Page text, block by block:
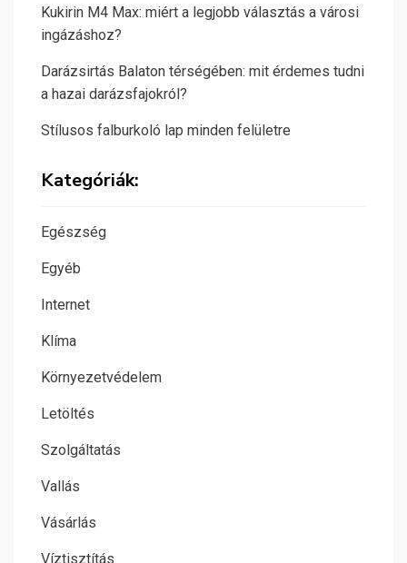
Kukirin M4 Max: miért a legjobb választás a városi
ingázáshoz?
Darázsirtás Balaton térségében: mit érdemes tudni
a hazai darázsfajokról?
Stílusos falburkoló lap minden felületre
Kategóriák:
Egészség
Egyéb
Internet
Klíma
Környezetvédelem
Letöltés
Szolgáltatás
Vallás
Vásárlás
Víztisztítás